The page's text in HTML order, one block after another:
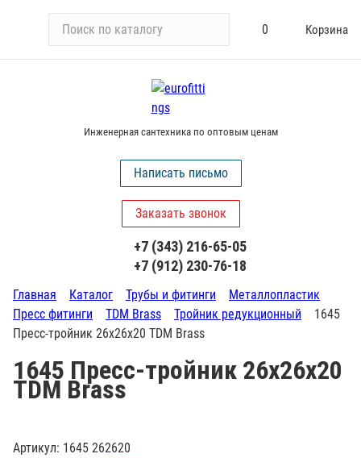
и
у
0 Корзина
Инженерная сантехника по оптовым ценам
Написать письмо
Заказать звонок
+7 (343) 216-65-05
+7 (912) 230-76-18
Главная Каталог Трубы и фитинги
Металлопластик
Пресс фитинги
TDM Brass Тройник редукционный
1645
Пресс-тройник 26х26х20 TDM Brass
1645 Пресс-тройник 26х26х20
TDM Brass
Артикул: 1645 262620